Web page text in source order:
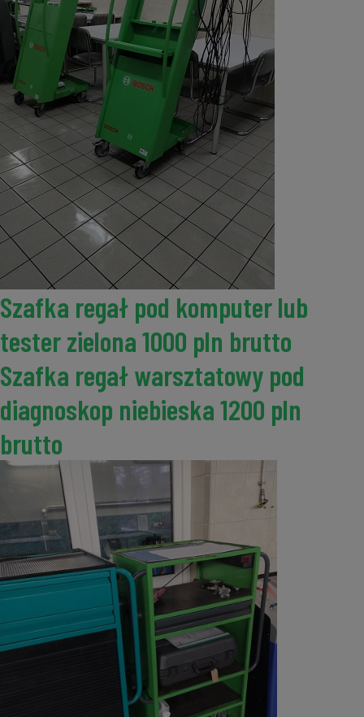
Szafka regał pod komputer lub
tester zielona 1000 pln brutto
Szafka regał warsztatowy pod
diagnoskop niebieska 1200 pln
brutto